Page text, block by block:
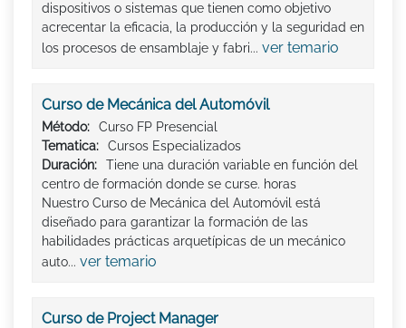
dispositivos o sistemas que tienen como objetivo
acrecentar la eficacia, la producción y la seguridad en
los procesos de ensamblaje y fabri... ver temario
Curso de Mecánica del Automóvil
Método:
Curso FP Presencial
Tematica:
Cursos Especializados
Duración:
Tiene una duración variable en función del
centro de formación donde se curse. horas
Nuestro Curso de Mecánica del Automóvil está
diseñado para garantizar la formación de las
habilidades prácticas arquetípicas de un mecánico
auto... ver temario
Curso de Project Manager